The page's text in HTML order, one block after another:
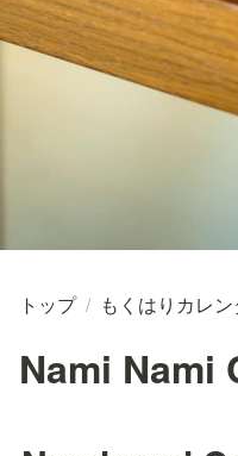
トップ / もくはりカレ
Nami Nami